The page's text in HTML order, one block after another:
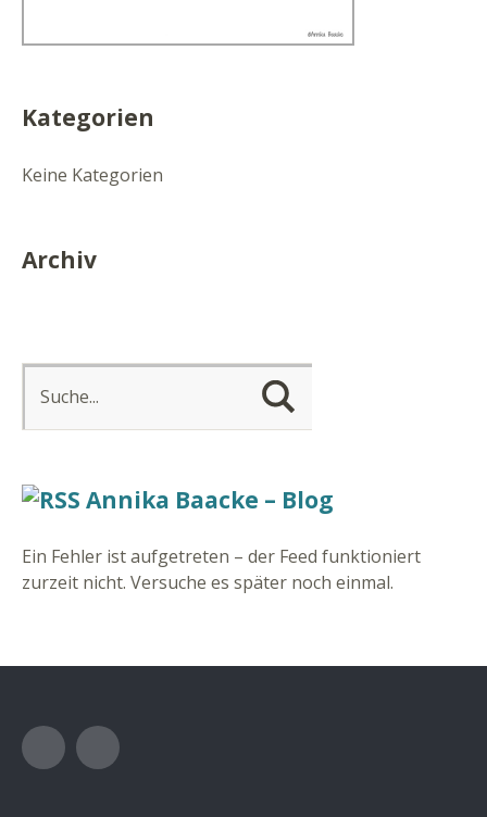
Kategorien
Keine Kategorien
Archiv
Annika Baacke – Blog
Ein Fehler ist aufgetreten – der Feed funktioniert
zurzeit nicht. Versuche es später noch einmal.
Facebook